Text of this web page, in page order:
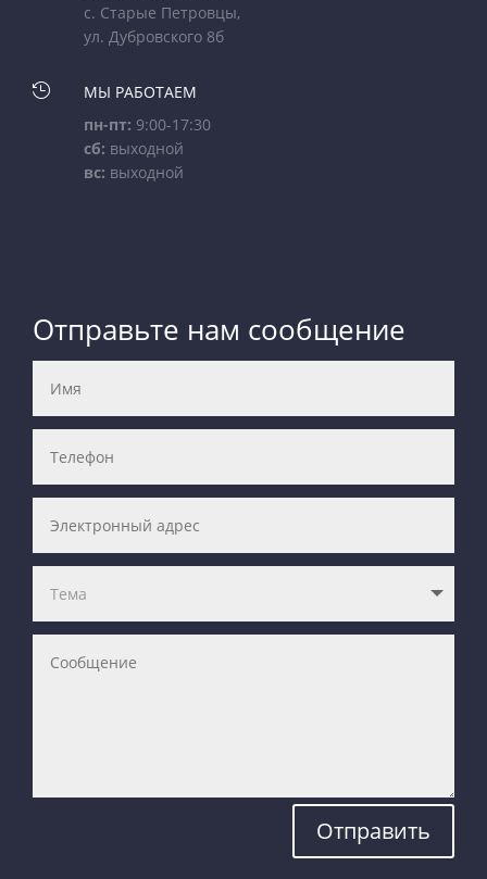
с. Старые Петровцы,
ул. Дубровского 8б

МЫ РАБОТАЕМ
пн-пт: 9:00-17:30
сб: выходной
вс: выходной
Отправьте нам сообщение
Отправить